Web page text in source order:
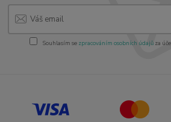
Souhlasím se zpracováním osobních údajůza